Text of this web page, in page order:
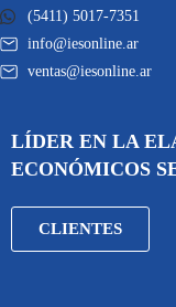
(5411) 5017-7351
info@iesonline.ar
ventas@iesonline.ar
LÍDER EN LA
ECONÓMICOS
CLIENTES